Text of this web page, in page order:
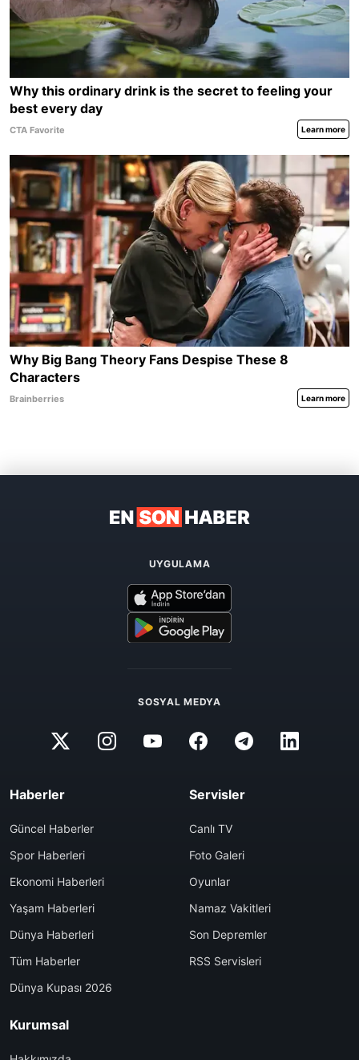
UYGULAMA
SOSYAL MEDYA
Haberler
Güncel Haberler
Spor Haberleri
Ekonomi Haberleri
Yaşam Haberleri
Dünya Haberleri
Tüm Haberler
Dünya Kupası 2026
Servisler
Canlı TV
Foto Galeri
Oyunlar
Namaz Vakitleri
Son Depremler
RSS Servisleri
Kurumsal